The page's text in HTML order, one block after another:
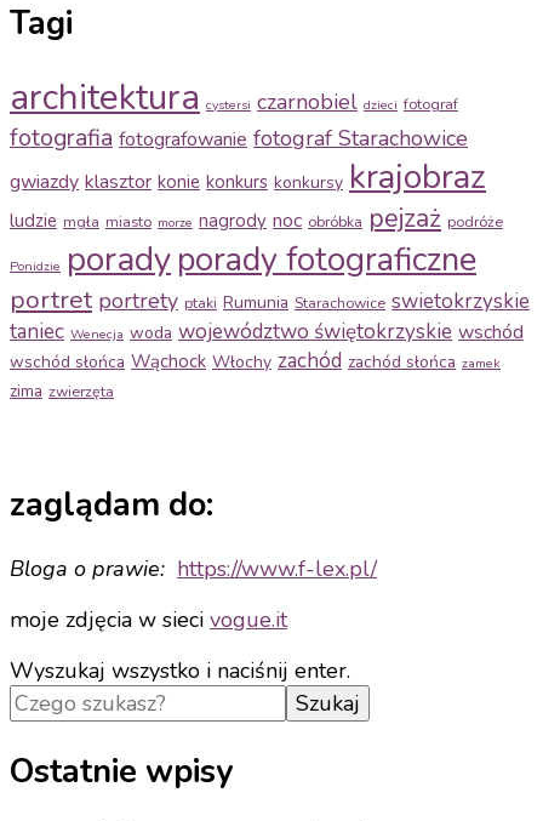
Tagi
architektura cystersi czarnobiel dzieci fotograf
fotografia fotografowanie fotograf Starachowice
gwiazdy klasztor konie konkurs konkursy krajobraz
ludzie mgła miasto morze nagrody noc obróbka pejzaż podróże
Ponidzie poradyporady fotograficzne
portret portrety ptaki Rumunia Starachowice swietokrzyskie
taniec Wenecja woda województwo świętokrzyskie wschód
wschód słońca Wąchock Włochy zachód zachód słońca zamek
zima zwierzęta
zaglądam do:
Bloga o prawie: https://www.f-lex.pl/
moje zdjęcia w sieci vogue.it
Szukasz
czegoś?
Wyszukaj wszystko i naciśnij enter.
Ostatnie wpisy